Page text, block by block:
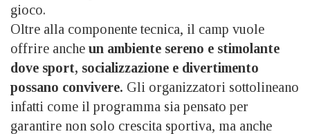
gioco.
Oltre alla componente tecnica, il camp vuole
offrire anche un ambiente sereno e stimolante
dove sport, socializzazione e divertimento
possano convivere. Gli organizzatori sottolineano
infatti come il programma sia pensato per
garantire non solo crescita sportiva, ma anche